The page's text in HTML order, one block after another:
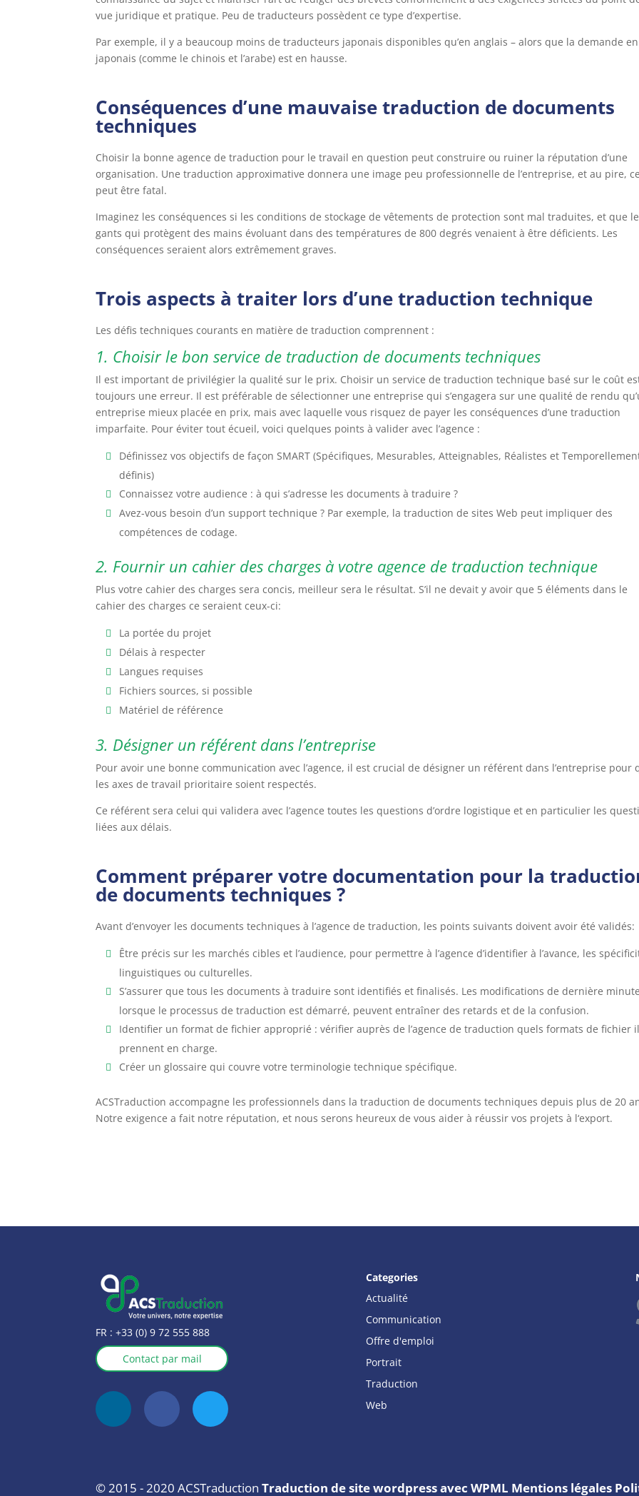
vue juridique et pratique. Peu de traducteurs possèdent ce type d’expertise.
Par exemple, il y a beaucoup moins de traducteurs japonais disponibles qu’en anglais – alors que la demande en
japonais (comme le chinois et l’arabe) est en hausse.
Conséquences d’une mauvaise traduction de documents
techniques
Choisir la bonne agence de traduction pour le travail en question peut construire ou ruiner la réputation d’une
organisation. Une traduction approximative donnera une image peu professionnelle de l’entreprise, et au pire,
peut être fatal.
Imaginez les conséquences si les conditions de stockage de vêtements de protection sont mal traduites, et que
gants qui protègent des mains évoluant dans des températures de 800 degrés venaient à être déficients. Les
conséquences seraient alors extrêmement graves.
Trois aspects à traiter lors d’une traduction technique
Les défis techniques courants en matière de traduction comprennent :
1. Choisir le bon service de traduction de documents techniques
Il est important de privilégier la qualité sur le prix. Choisir un service de traduction technique basé sur le coût
toujours une erreur. Il est préférable de sélectionner une entreprise qui s’engagera sur une qualité de rendu
entreprise mieux placée en prix, mais avec laquelle vous risquez de payer les conséquences d’une traduction
imparfaite. Pour éviter tout écueil, voici quelques points à valider avec l’agence :
Définissez vos objectifs de façon SMART (Spécifiques, Mesurables, Atteignables, Réalistes et
définis)
Connaissez votre audience : à qui s’adresse les documents à traduire ?
Avez-vous besoin d’un support technique ? Par exemple, la traduction de sites Web peut impliquer des
compétences de codage.
2. Fournir un cahier des charges à votre agence de traduction technique
Plus votre cahier des charges sera concis, meilleur sera le résultat. S’il ne devait y avoir que 5 éléments dans le
cahier des charges ce seraient ceux-ci:
La portée du projet
Délais à respecter
Langues requises
Fichiers sources, si possible
Matériel de référence
3. Désigner un référent dans l’entreprise
Pour avoir une bonne communication avec l’agence, il est crucial de désigner un référent dans l’entreprise pour
les axes de travail prioritaire soient respectés.
Ce référent sera celui qui validera avec l’agence toutes les questions d’ordre logistique et en particulier les
liées aux délais.
Comment préparer votre documentation pour la
de documents techniques ?
Avant d’envoyer les documents techniques à l’agence de traduction, les points suivants doivent avoir été validés:
Être précis sur les marchés cibles et l’audience, pour permettre à l’agence d’identifier à l’avance, les
linguistiques ou culturelles.
S’assurer que tous les documents à traduire sont identifiés et finalisés. Les modifications de dernière
lorsque le processus de traduction est démarré, peuvent entraîner des retards et de la confusion.
Identifier un format de fichier approprié : vérifier auprès de l’agence de traduction quels formats de fichier
prennent en charge.
Créer un glossaire qui couvre votre terminologie technique spécifique.
ACSTraduction accompagne les professionnels dans la traduction de documents techniques depuis plus de 20
Notre exigence a fait notre réputation, et nous serons heureux de vous aider à réussir vos projets à l‘export.
FR : +33 (0) 9 72 555 888
Contact par mail
Categories
Actualité
Communication
Offre d'emploi
Portrait
Traduction
Web
© 2015 - 2020 ACSTraductionTraduction de site wordpress avec WPML Mentions légales